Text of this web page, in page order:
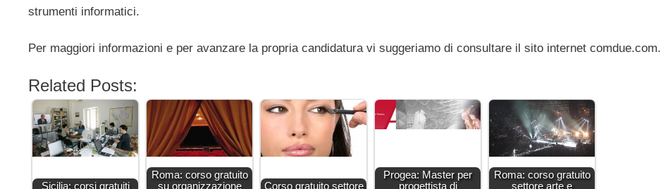
strumenti informatici.
Per maggiori informazioni e per avanzare la propria candidatura vi suggeriamo di consultare il sito internet comdue.com.
Related Posts:
Sicilia: corsi gratuiti
Roma: corso gratuito
su organizzazione
Corso gratuito settore
Progea: Master per
progettista di
Roma: corso gratuito
settore arte e